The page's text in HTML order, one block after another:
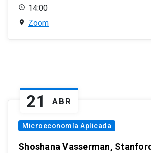
14:00
Zoom
21 ABR
Microeconomía Aplicada
Shoshana Vasserman,